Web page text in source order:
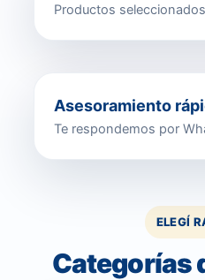
Productos seleccionados
Asesoramiento
Te respondemos por
ELEGÍ
Categorías